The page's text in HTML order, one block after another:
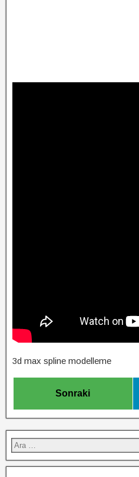
3d max spline modelleme
Sonraki